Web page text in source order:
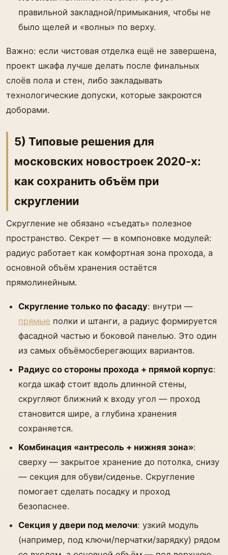
правильной закладной/примыкания, чтобы не
было щелей и «волны» по верху.
Важно: если чистовая отделка ещё не завершена,
проект шкафа лучше делать после финальных
слоёв пола и стен, либо закладывать
технологические допуски, которые закроются
доборами.
5) Типовые решения для
московских новостроек 2020-х:
как сохранить объём при
скруглении
Скругление не обязано «съедать» полезное
пространство. Секрет — в компоновке модулей:
радиус работает как комфортная зона прохода, а
основной объём хранения остаётся
прямолинейным.
Скругление только по фасаду: внутри —
прямые полки и штанги, а радиус формируется
фасадной частью и боковой панелью. Это один
из самых объёмосберегающих вариантов.
Радиус со стороны прохода + прямой корпус:
когда шкаф стоит вдоль длинной стены,
скругляют ближний к входу угол — проход
становится шире, а глубина хранения
сохраняется.
Комбинация «антресоль + нижняя зона»:
сверху — закрытое хранение до потолка, снизу
— секция для обуви/сиденье. Скругление
помогает сделать посадку и проход
безопаснее.
Секция у двери под мелочи: узкий модуль
(например, под ключи/перчатки/зарядку) рядом